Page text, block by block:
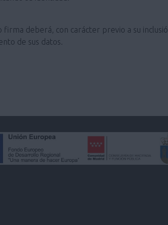
firma deberá, con carácter previo a su
de sus datos.